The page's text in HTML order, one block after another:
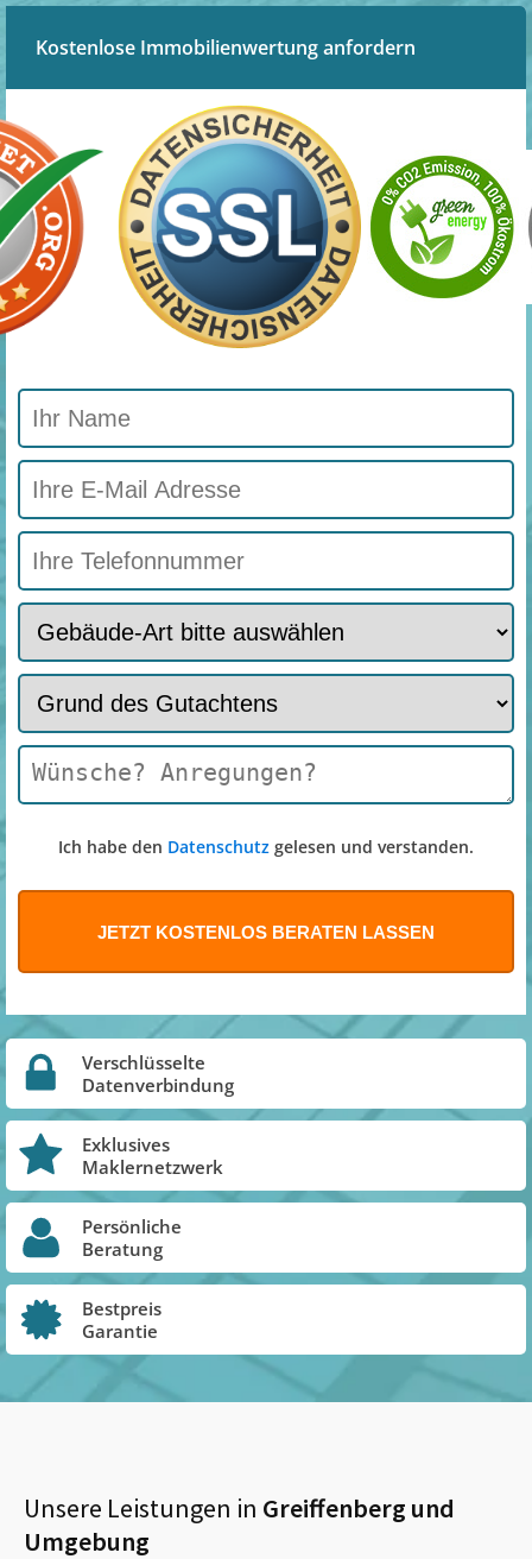
Kostenlose Immobilienwertung anfordern
Ich habe den Datenschutz gelesen und verstanden.
Verschlüsselte
Datenverbindung
Exklusives
Maklernetzwerk
Persönliche
Beratung
Bestpreis
Garantie
Unsere Leistungen in Greiffenberg und
Umgebung